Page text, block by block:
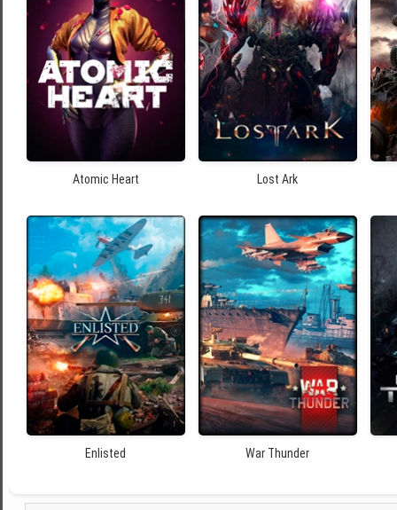
Atomic Heart Lost Ark
Enlisted War Thunder